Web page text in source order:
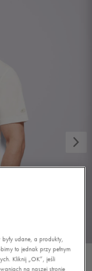
udane, a produkty,
to jednak przy pełnym
Kliknij „OK”, jeśli
na naszej stronie